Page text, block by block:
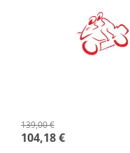
139,00 €
104,18 €